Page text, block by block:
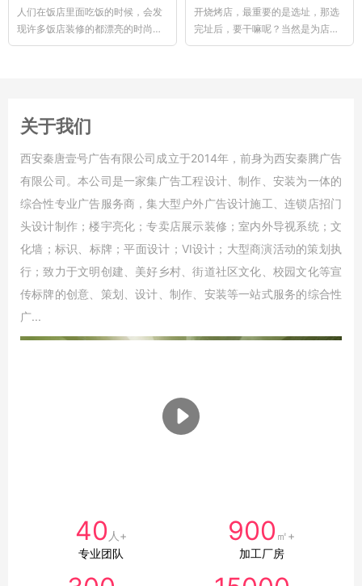
人们在饭店里面吃饭的时候，会发
现许多饭店装修的都漂亮的时尚，
好的饭店装修，也能够...
开烧烤店，最重要的是选址，那选
完址后，要干嘛呢？当然是为店铺
装修了，要知道烧烤店的装修...
关于我们
西安秦唐壹号广告有限公司成立于2014年，前身为西安秦腾广告
有限公司。本公司是一家集广告工程设计、制作、安装为一体的
综合性专业广告服务商，集大型户外广告设计施工、连锁店招门
头设计制作；楼宇亮化；专卖店展示装修；室内外导视系统；文
化墙；标识、标牌；平面设计；VI设计；大型商演活动的策划执
行；致力于文明创建、美好乡村、街道社区文化、校园文化等宣
传标牌的创意、策划、设计、制作、安装等一站式服务的综合性
广...
40 人+
专业团队
900 ㎡+
加工厂房